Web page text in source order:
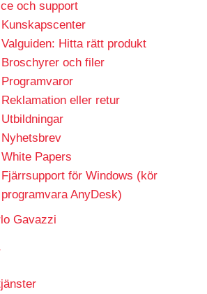
och support
Kunskapscenter
Valguiden: Hitta rätt produkt
Broschyrer och filer
Programvaror
Reklamation eller retur
Utbildningar
Nyhetsbrev
White Papers
Fjärrsupport för Windows (kör
programvara AnyDesk)
Gavazzi